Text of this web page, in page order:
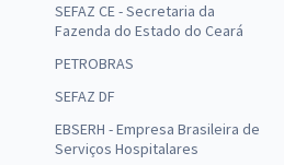
SEFAZ CE - Secretaria da
Fazenda do Estado do Ceará
PETROBRAS
SEFAZ DF
EBSERH - Empresa Brasileira de
Serviços Hospitalares